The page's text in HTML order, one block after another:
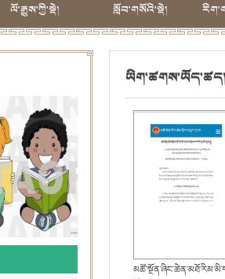
ལོ་རྒྱུས་ཀྱི་སྡེ། སློབ་གསོའི་སྡེ།
ཡིག་ཚགས་ཡོད་ཚད།